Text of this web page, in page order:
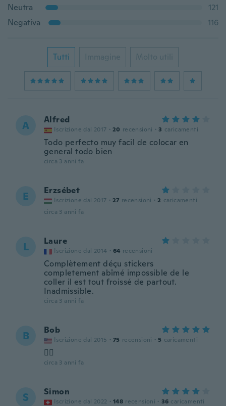
Neutra
121
Negativa
116
Tutti Immagine Molto utili
A Alfred
Iscrizione dal 2017 · 20 recensioni · 3 caricamenti
Todo perfecto muy facil de colocar en
general todo bien
circa 3 anni fa
E Erzsébet
Iscrizione dal 2017 · 27 recensioni · 2 caricamenti
circa 3 anni fa
L Laure
Iscrizione dal 2014 · 64 recensioni
Complètement déçu stickers
completement abîmé impossible de le
coller il est tout froissé de partout.
Inadmissible.
circa 3 anni fa
B Bob
Iscrizione dal 2015 · 75 recensioni · 5 caricamenti
👍🏻
circa 3 anni fa
S Simon
Iscrizione dal 2022 · 148 recensioni · 36 caricamenti